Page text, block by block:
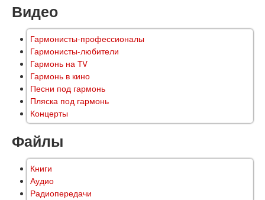
Видео
Гармонисты-профессионалы
Гармонисты-любители
Гармонь на TV
Гармонь в кино
Песни под гармонь
Пляска под гармонь
Концерты
Файлы
Книги
Аудио
Радиопередачи